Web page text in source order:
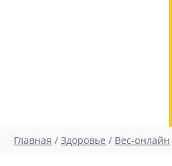
Главная / Здоровье / Вес-онлайн